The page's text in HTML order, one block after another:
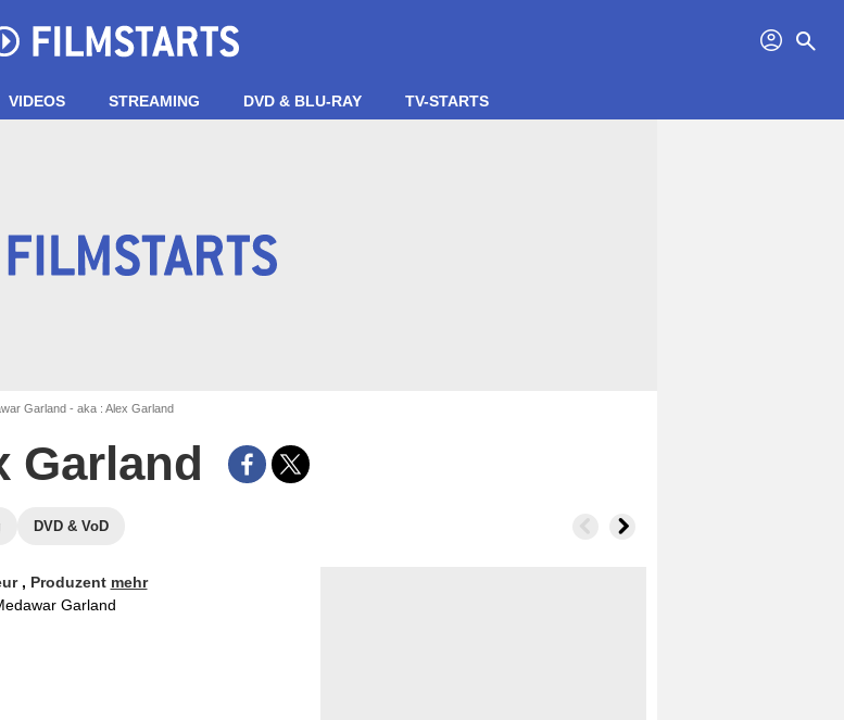
profil search
VIDEOS STREAMING DVD & BLU-RAY TV-STARTS
Garland - aka : Alex Garland
Garland
DVD & VoD
, Produzent mehr
Garland